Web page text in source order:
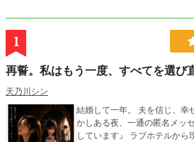
1
再誓。私はもう一度、すべてを選び
天乃川シン
結婚して一年。 夫を信じ、幸
かしある夜、一通の匿名メッ
しています』 ラブホテルから